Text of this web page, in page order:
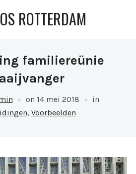
ROTTERDAM
familiereünie
on 14 mei 2018
in
, Voorbeelden